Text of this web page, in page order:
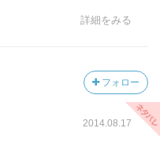
詳細をみる
フォロー
2014.08.17